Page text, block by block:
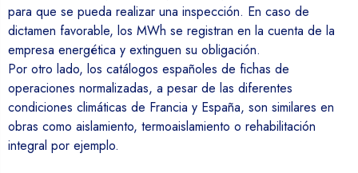
para que se pueda realizar una inspección. En caso de
dictamen favorable, los MWh se registran en la cuenta de la
empresa energética y extinguen su obligación.
Por otro lado, los catálogos españoles de fichas de
operaciones normalizadas, a pesar de las diferentes
condiciones climáticas de Francia y España, son similares en
obras como aislamiento, termoaislamiento o rehabilitación
integral por ejemplo.